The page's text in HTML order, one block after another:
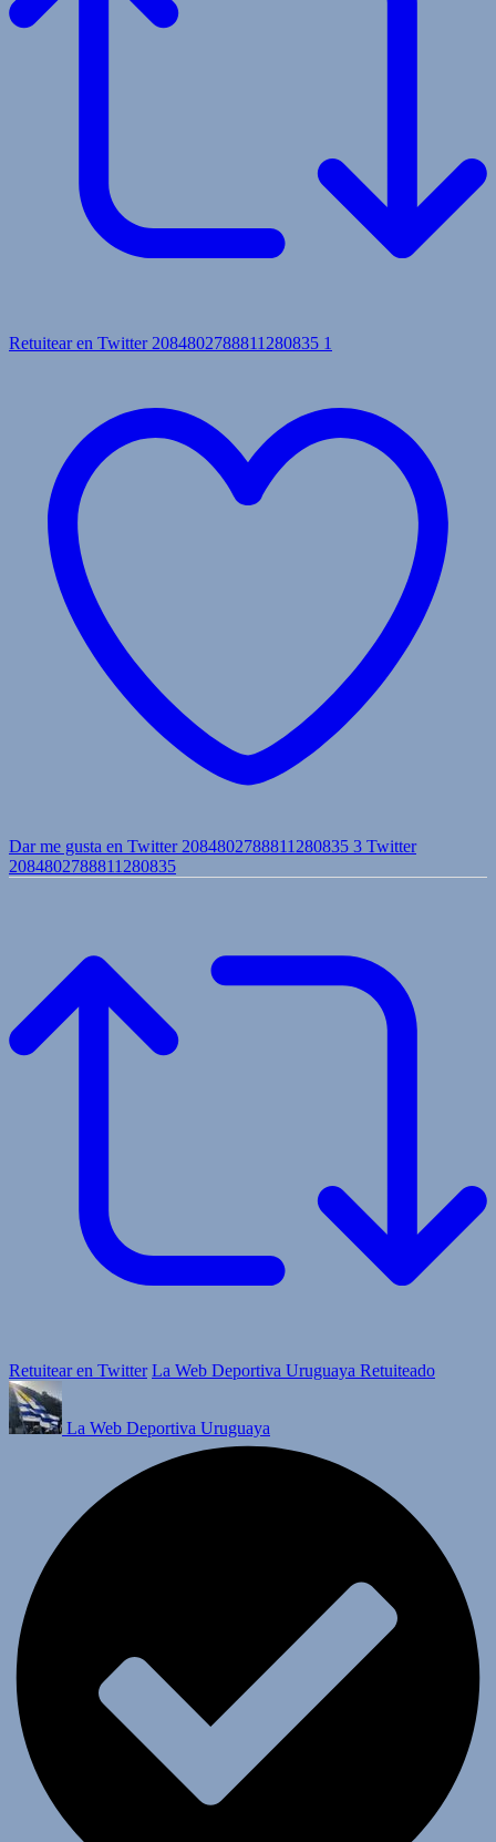
Retuitear en Twitter 2084802788811280835 1
Dar me gusta en Twitter 2084802788811280835 3 Twitter
2084802788811280835
Retuitear en Twitter La Web Deportiva Uruguaya Retuiteado
La Web Deportiva Uruguaya